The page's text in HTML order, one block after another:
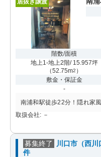
居抜き譲渡
階数/面積
地上1-地上2階/ 15.957坪
（52.75m2 ）
敷金・保証金
-
南浦和駅徒歩22分！隠れ家
取扱会社: －
募集終了
川口市（西
件